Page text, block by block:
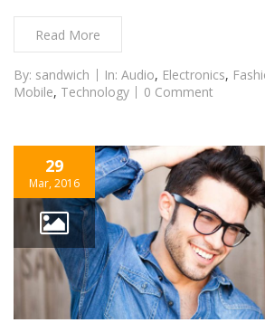
Read More
By: sandwich In: Audio, Electronics,
Mobile, Technology 0 Comment
29
Mar, 2016